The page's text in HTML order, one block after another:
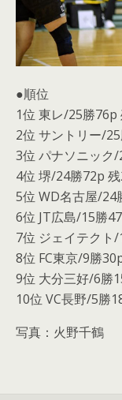
●順位
1位 東レ/25勝76p
2位 サントリー/
3位 パナソニック
4位 堺/24勝72p
5位 WD名古屋/24
6位 JT広島/15勝
7位 ジェイテクト
8位 FC東京/9勝
9位 大分三好/6勝
10位 VC長野/5勝
写真：火野千鶴